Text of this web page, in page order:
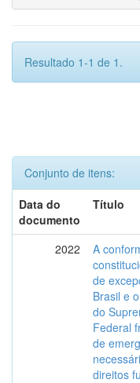
Resultado 1-1 de 1.
Conjunto de itens:
Data do
documento
Título
2022
A
de
Brasil e
do
Federal
de
direitos